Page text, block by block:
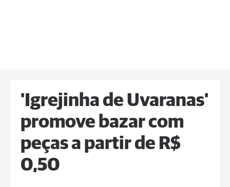
'Igrejinha de Uvaranas'
promove bazar com
peças a partir de R$
0,50